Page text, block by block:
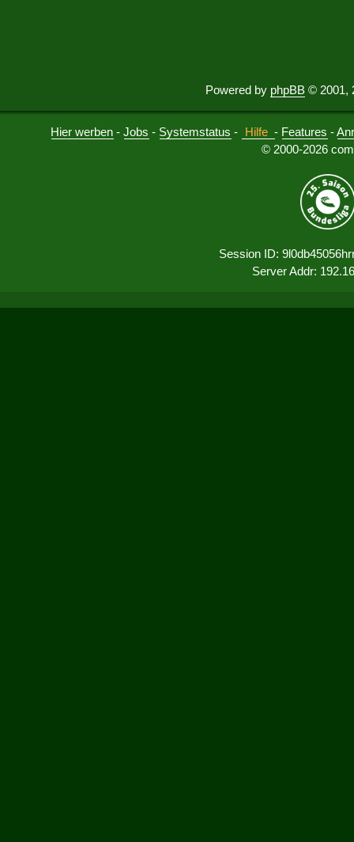
Powered by phpBB © 2001,
Hier werben -Jobs - Systemstatus - Hilfe - Features -
© 2000-2026
Session ID:
Server Addr: